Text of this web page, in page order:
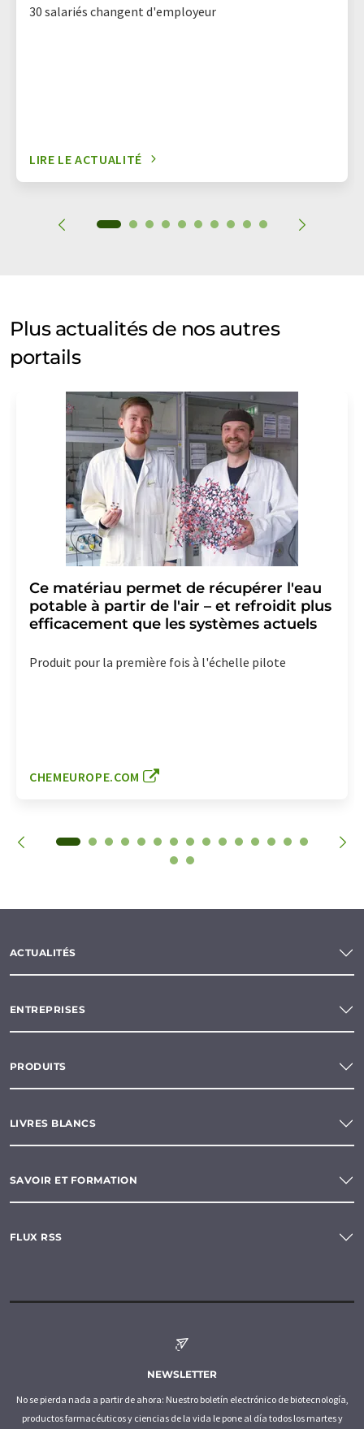
30 salariés changent d'employeur
LIRE LE ACTUALITÉ
Plus actualités de nos autres
portails
Ce matériau permet de récupérer l'eau
potable à partir de l'air – et refroidit plus
efficacement que les systèmes actuels
Produit pour la première fois à l'échelle pilote
CHEMEUROPE.COM
ACTUALITÉS
ENTREPRISES
PRODUITS
LIVRES BLANCS
SAVOIR ET FORMATION
FLUX RSS
NEWSLETTER
No se pierda nada a partir de ahora: Nuestro boletín electrónico de biotecnología,
productos farmacéuticos y ciencias de la vida le pone al día todos los martes y